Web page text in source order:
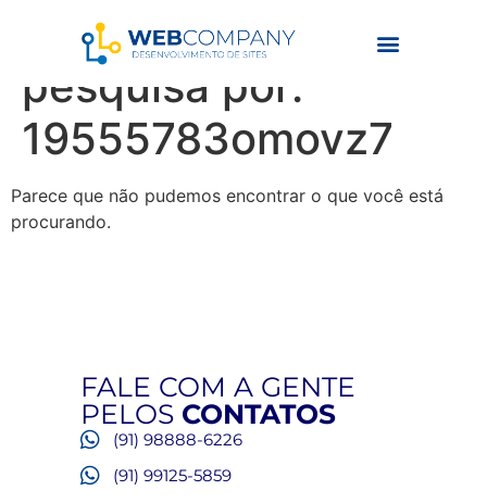
Resultados da
pesquisa por:
19555783omovz7
Parece que não pudemos encontrar o que você está
procurando.
FALE COM A GENTE
PELOS CONTATOS
(91) 98888-6226
(91) 99125-5859